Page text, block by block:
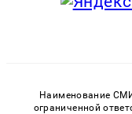
Наименование
ограниченной